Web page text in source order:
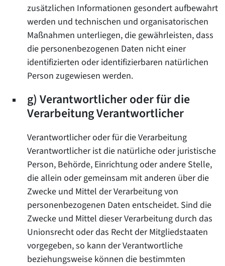
zusätzlichen Informationen gesondert aufbewahrt
werden und technischen und organisatorischen
Maßnahmen unterliegen, die gewährleisten, dass
die personenbezogenen Daten nicht einer
identifizierten oder identifizierbaren natürlichen
Person zugewiesen werden.
g) Verantwortlicher oder für die
Verarbeitung Verantwortlicher
Verantwortlicher oder für die Verarbeitung
Verantwortlicher ist die natürliche oder juristische
Person, Behörde, Einrichtung oder andere Stelle,
die allein oder gemeinsam mit anderen über die
Zwecke und Mittel der Verarbeitung von
personenbezogenen Daten entscheidet. Sind die
Zwecke und Mittel dieser Verarbeitung durch das
Unionsrecht oder das Recht der Mitgliedstaaten
vorgegeben, so kann der Verantwortliche
beziehungsweise können die bestimmten